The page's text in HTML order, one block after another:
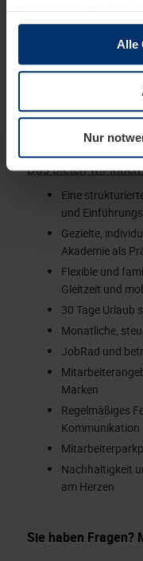
zusammen, die Sie
sie im Rahmen Ihrer
Rechtlich können wir
wenn diese für den
wir Ihre Erlaubnis.
in der Cookie-
Alle
Nur
Erste
Wir möchten, dass
Das bieten wir Ihnen:
Eine
und
Gezielte,
Akademie als
Flexible und
Gleitzeit und
30 Tage Urlaub
Monatliche,
JobRad und
Marken
Regelmäßiges
Kommunikation
Nachhaltigkeit
am Herzen
Sie haben Fragen?